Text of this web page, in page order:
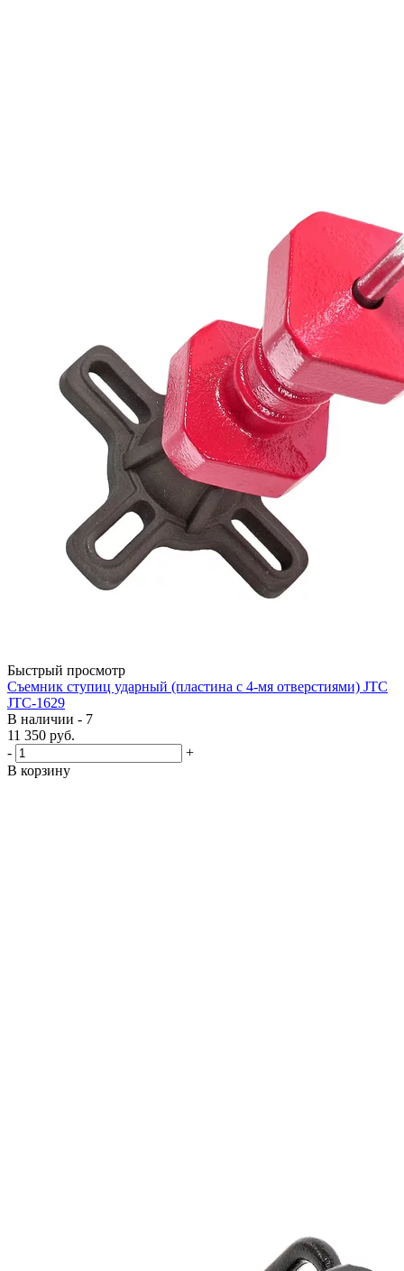
Быстрый просмотр
Съемник ступиц ударный (пластина с 4-мя отверстиями) JTC
JTC-1629
В наличии - 7
11 350 руб.
-
+
В корзину